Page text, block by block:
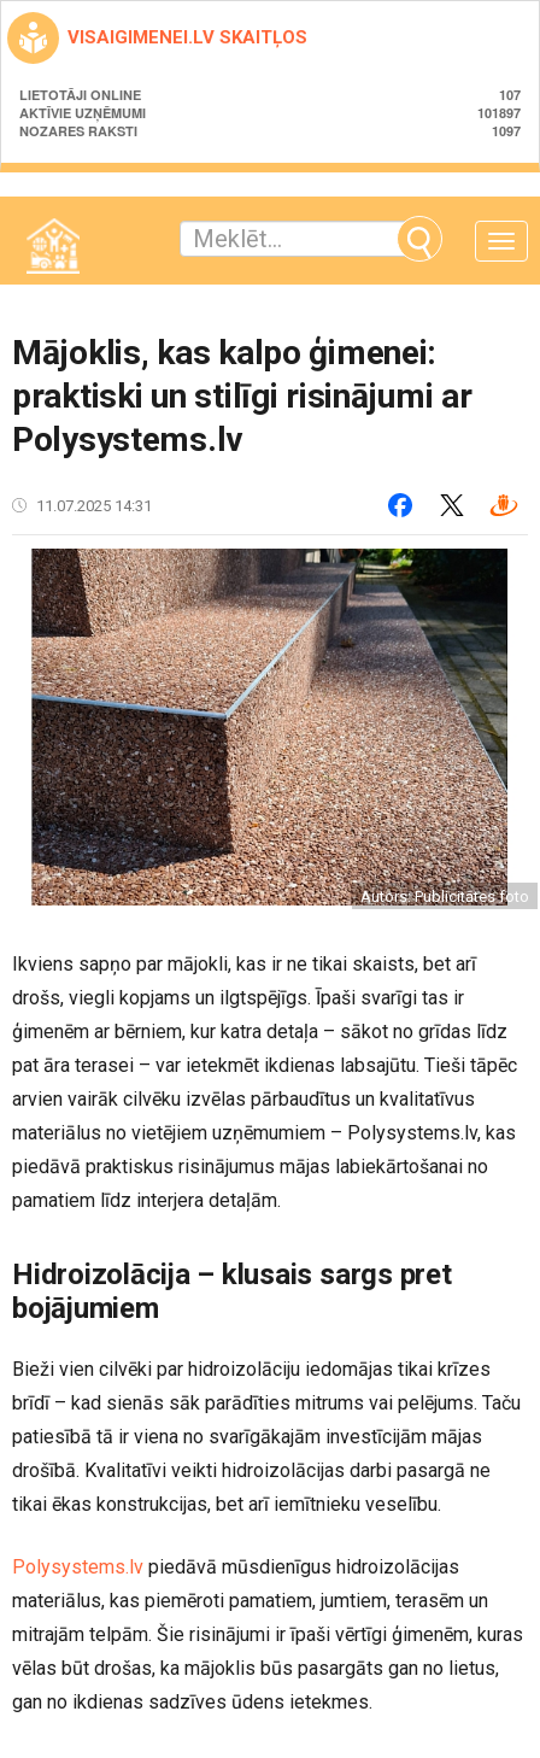
VISAIGIMENEI.LV SKAITĻOS
LIETOTĀJI ONLINE
107
AKTĪVIE UZŅĒMUMI
101897
NOZARES RAKSTI
1097
Toggle
Mājoklis, kas kalpo ģimenei:
praktiski un stilīgi risinājumi ar
Polysystems.lv
11.07.2025 14:31
Autors: Publicitātes foto
Ikviens sapņo par mājokli, kas ir ne tikai skaists, bet arī
drošs, viegli kopjams un ilgtspējīgs. Īpaši svarīgi tas ir
ģimenēm ar bērniem, kur katra detaļa – sākot no grīdas līdz
pat āra terasei – var ietekmēt ikdienas labsajūtu. Tieši tāpēc
arvien vairāk cilvēku izvēlas pārbaudītus un kvalitatīvus
materiālus no vietējiem uzņēmumiem – Polysystems.lv, kas
piedāvā praktiskus risinājumus mājas labiekārtošanai no
pamatiem līdz interjera detaļām.
Hidroizolācija – klusais sargs pret
bojājumiem
Bieži vien cilvēki par hidroizolāciju iedomājas tikai krīzes
brīdī – kad sienās sāk parādīties mitrums vai pelējums. Taču
patiesībā tā ir viena no svarīgākajām investīcijām mājas
drošībā. Kvalitatīvi veikti hidroizolācijas darbi pasargā ne
tikai ēkas konstrukcijas, bet arī iemītnieku veselību.
Polysystems.lv piedāvā mūsdienīgus hidroizolācijas
materiālus, kas piemēroti pamatiem, jumtiem, terasēm un
mitrajām telpām. Šie risinājumi ir īpaši vērtīgi ģimenēm, kuras
vēlas būt drošas, ka mājoklis būs pasargāts gan no lietus,
gan no ikdienas sadzīves ūdens ietekmes.